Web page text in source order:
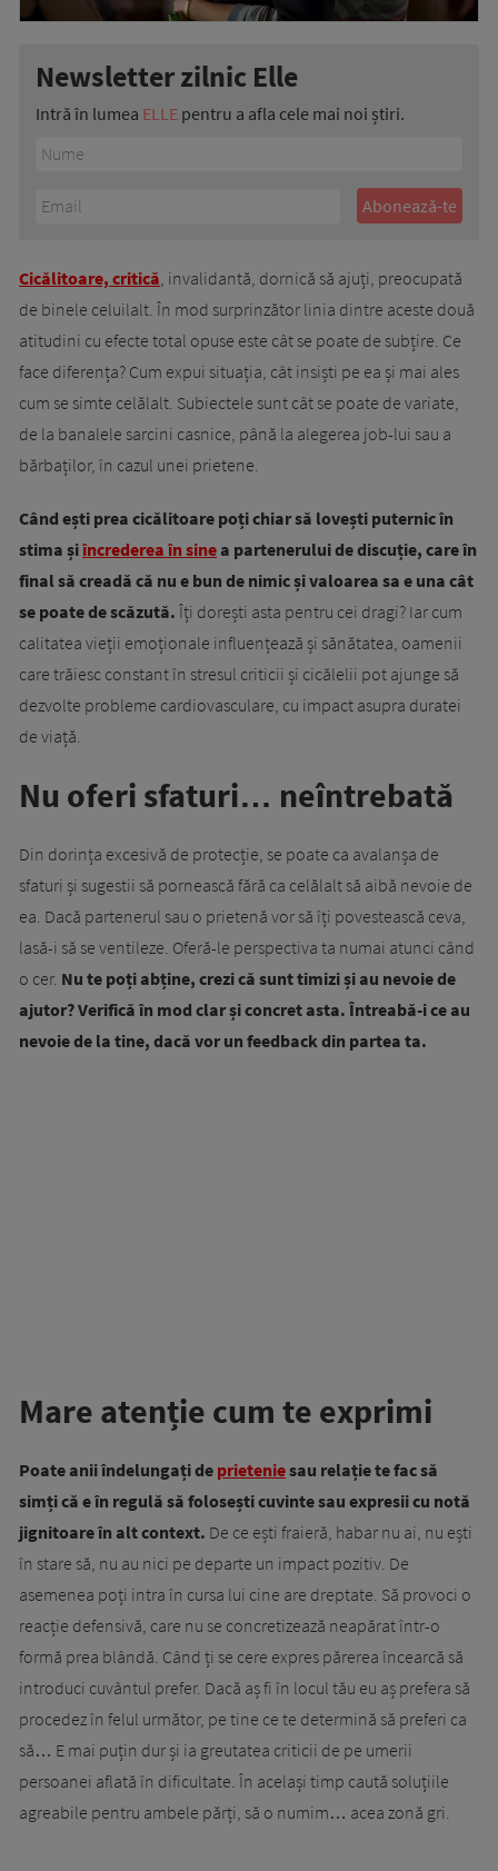
Newsletter zilnic Elle
Intră în lumea ELLE pentru a afla cele mai noi știri.
Cicălitoare, critică, invalidantă, dornică să ajuți, preocupată
de binele celuilalt. În mod surprinzător linia dintre aceste două
atitudini cu efecte total opuse este cât se poate de subțire. Ce
face diferența? Cum expui situația, cât insiști pe ea și mai ales
cum se simte celălalt. Subiectele sunt cât se poate de variate,
de la banalele sarcini casnice, până la alegerea job-lui sau a
bărbaților, în cazul unei prietene.
Când ești prea cicălitoare poți chiar să lovești puternic în
stima șiîncrederea în sine a partenerului de discuție, care în
final să creadă că nu e bun de nimic și valoarea sa e una cât
se poate de scăzută. Îți dorești asta pentru cei dragi? Iar cum
calitatea vieții emoționale influențează și sănătatea, oamenii
care trăiesc constant în stresul criticii și cicălelii pot ajunge să
dezvolte probleme cardiovasculare, cu impact asupra duratei
de viață.
Nu oferi sfaturi… neîntrebată
Din dorința excesivă de protecție, se poate ca avalanșa de
sfaturi și sugestii să pornească fără ca celălalt să aibă nevoie de
ea. Dacă partenerul sau o prietenă vor să îți povestească ceva,
lasă-i să se ventileze. Oferă-le perspectiva ta numai atunci când
o cer. Nu te poți abține, crezi că sunt timizi și au nevoie de
ajutor? Verifică în mod clar și concret asta. Întreabă-i ce au
nevoie de la tine, dacă vor un feedback din partea ta.
Mare atenție cum te exprimi
Poate anii îndelungați de prieteniesau relație te fac să
simți că e în regulă să folosești cuvinte sau expresii cu notă
jignitoare în alt context. De ce ești fraieră, habar nu ai, nu ești
în stare să, nu au nici pe departe un impact pozitiv. De
asemenea poți intra în cursa lui cine are dreptate. Să provoci o
reacție defensivă, care nu se concretizează neapărat într-o
formă prea blândă. Când ți se cere expres părerea încearcă să
introduci cuvântul prefer. Dacă aș fi în locul tău eu aș prefera să
procedez în felul următor, pe tine ce te determină să preferi ca
să… E mai puțin dur și ia greutatea criticii de pe umerii
persoanei aflată în dificultate. În același timp caută soluțiile
agreabile pentru ambele părți, să o numim… acea zonă gri.